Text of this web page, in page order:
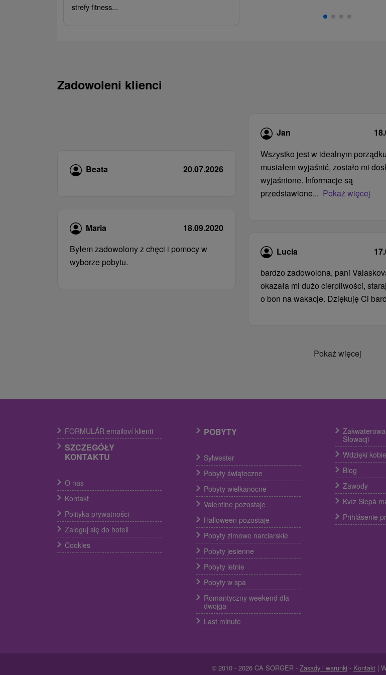
strefy fitness...
Zadowoleni klienci
Beata 20.07.2026
Maria
18.09.2020
Byłem zadowolony z chęci i pomocy w
wyborze pobytu.
Jan
Wszystko jest w idealnym
musiałem wyjaśnić, zostało mi
wyjaśnione. Informacje są
przedstawione... Pokaż więcej
Lucia
bardzo zadowolona, ​​pani
okazała mi dużo cierpliwości,
o bon na wakacje. Dziękuję Ci
Pokaż więcej
FORMULÁR emailoví klienti
SZCZEGÓŁY
KONTAKTU
O nas
Kontakt
Polityka prywatności
Zaloguj się do hoteli
Cookies
POBYTY
Sylwester
Pobyty świąteczne
Pobyty wielkanocne
Valentine pozostaje
Halloween pozostaje
Pobyty zimowe narciarskie
Pobyty jesienne
Pobyty letnie
Pobyty w spa
Romantyczny weekend dla
dwojga
Last minute
Słowacji
Wdzięki
Blog
Zawody
Kvíz Slepá
Prihlásenie
© 2010 - 2026 CA SORGER - Zasady i warunki - Kontakt |